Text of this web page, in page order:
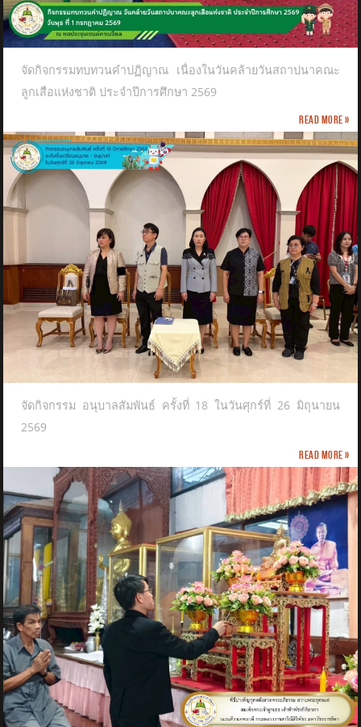
จัดกิจกรรมทบทวนคำปฏิญาณ เนื่องในวันคล้ายวันสถาปนาคณะ
ลูกเสือแห่งชาติ​ ประจำปีการศึกษา 2569
Read more »
จัดกิจกรรม อนุบาลสัมพันธ์ ครั้งที่ 18 ในวันศุกร์ที่ 26 มิถุนายน
2569
Read more »